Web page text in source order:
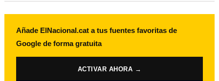
Añade ElNacional.cat a tus fuentes favoritas de
Google de forma gratuita
ACTIVAR AHORA →